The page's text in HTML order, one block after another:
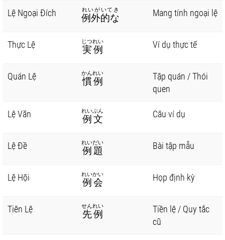
Lệ Ngoại Đích 例外的な
れいがいてき Mang tính ngoại lệ
Thực Lệ 実例
じつれい Ví dụ thực tế
Quán Lệ 慣例
かんれい
Tập quán / Thói
quen
Lệ Văn 例文
れいぶん Câu ví dụ
Lệ Đề 例題
れいだい Bài tập mẫu
Lệ Hội 例会
れいかい Họp định kỳ
Tiên Lệ 先例
せんれい
Tiền lệ / Quy tắc
cũ